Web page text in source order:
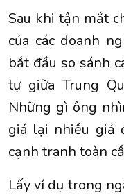
Sau khi tận mắt
của các doanh
bắt đầu so sánh
tự giữa Trung
Những gì ông
giá lại nhiều giả
cạnh tranh toàn
Lấy ví dụ trong